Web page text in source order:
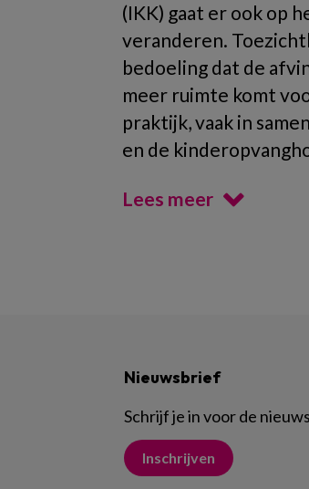
(IKK) gaat er ook op
veranderen.
bedoeling dat de
meer ruimte komt
praktijk, vaak in
en de
Lees meer
Nieuwsbrief
Schrijf je in voor de
Inschrijven